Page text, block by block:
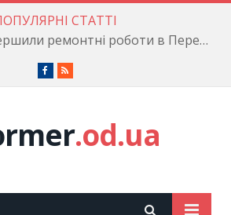
СТАТТІ
Енергетики завершили ремонтні роботи в Пересипському районі
Facebook
RSS
.od.ua